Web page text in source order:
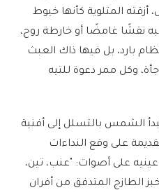
المتلوية كأنها خيوط
نقشًا غامضًا أو خارطة روح،
بارد، بل فيها ذاك العبث
وكل ممر دعوة للتيه
الشمس بالتسلل إلى أفنية
على وقع النداءات
عينيه على أصوات: "عنب، تين،
الطازج المتدفق من أفران